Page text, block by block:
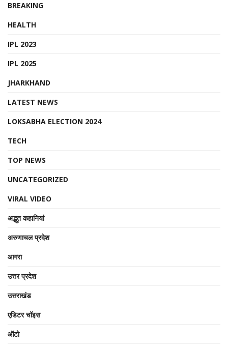
BREAKING
HEALTH
IPL 2023
IPL 2025
JHARKHAND
LATEST NEWS
LOKSABHA ELECTION 2024
TECH
TOP NEWS
UNCATEGORIZED
VIRAL VIDEO
अद्भुत कहानियां
अरुणाचल प्रदेश
आगरा
उत्तर प्रदेश
उत्तराखंड
एडिटर चॉइस
ऑटो